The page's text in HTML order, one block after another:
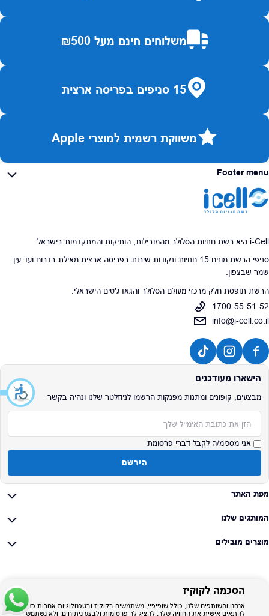
משלוחים חינם מעל ₪500
15 סניפים בפריסה ארצית
משווקת רשמית למוצרי Apple
Footer menu
i-Cell היא רשת חנויות הסלולר מהמובילות, הותיקות והמתקדמות בישראל.
סניפי הרשת מונים 15 חנויות ונקודות שירות בפריסה ארצית מאילת בדרום ועד עין
שמר שבצפון.
הרשת תופסת חלק מרכזי מעולם הסלולר והגאדג'טים הישראלי.
1700-55-51-52
info@i-cell.co.il
הישארו מעודכנים
מבצעים, קופונים ומתנות מפנקות הרשמו לניוזלטר שלנו ונהיה בקשר
אני מסכימ/ה לקבל דברי פרסומת
הירשם
מפת האתר
המותגים שלנו
מוצרים מובילים
הסכמה לקוקיז
אנחנו והשותפים שלנו, כולל שופיפיי, משתמשים בקוקיז ובטכנולוגיות אחרות כדי
להתאים אישית את החוויה שלך, להציג לך פרסומות ולבצע ניתוחים, ולא נשתמש